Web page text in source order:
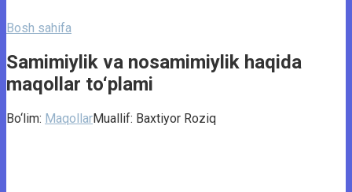
Bosh sahifa
Samimiylik va nosamimiylik haqida
maqollar to‘plami
Bo‘lim: MaqollarMuallif: Baxtiyor Roziq